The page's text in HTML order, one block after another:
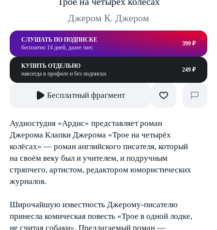
Джером К. Джером
СЛУШАТЬ ПО ПОДПИСКЕ
бесплатно 14 дней, далее /мес
399 ₽
КУПИТЬ ОТДЕЛЬНО
навсегда в профиле и без подписки
249 ₽
Бесплатный фрагмент
Аудиостудия «Ардис» представляет роман
Джерома Клапки Джерома «Трое на четырёх
колёсах» — роман английского писателя, который
на своём веку был и учителем, и подручным
стряпчего, артистом, редактором юмористических
журналов.
Широчайшую известность Джерому-писателю
принесла комическая повесть «Трое в одной лодке,
не считая собаки». Предлагаемый роман —